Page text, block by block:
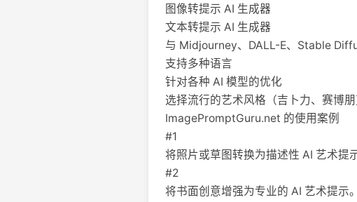
图像转提示 AI 生成器
文本转提示 AI 生成器
与 Midjourney、DALL-E、Stable
支持多种语言
针对各种 AI 模型的优化
选择流行的艺术风格（吉卜力、赛博朋
ImagePromptGuru.net 的使用案例
#1
将照片或草图转换为描述性 AI 艺术提示
#2
将书面创意增强为专业的 AI 艺术提示。